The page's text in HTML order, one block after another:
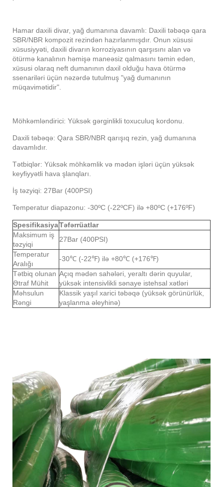
Hamar daxili divar, yağ dumanına davamlı: Daxili təbəqə qara
SBR/NBR kompozit rezindən hazırlanmışdır. Onun xüsusi
xüsusiyyəti, daxili divarın korroziyasının qarşısını alan və
ötürmə kanalının həmişə maneəsiz qalmasını təmin edən,
xüsusi olaraq neft dumanının daxil olduğu hava ötürmə
ssenariləri üçün nəzərdə tutulmuş "yağ dumanının
müqavimətidir".
Möhkəmləndirici: Yüksək gərginlikli toxuculuq kordonu.
Daxili təbəqə: Qara SBR/NBR qarışıq rezin, yağ dumanına
davamlıdır.
Tətbiqlər: Yüksək möhkəmlik və mədən işləri üçün yüksək
keyfiyyətli hava şlanqları.
İş təzyiqi: 27Bar (400PSI)
Temperatur diapazonu: -30ºC (-22ºCF) ilə +80ºC (+176ºF)
SpesifikasiyaTəfərrüatlar
Maksimum iş
təzyiqi
27Bar (400PSI)
Temperatur
Aralığı
-30℃ (-22℉) ilə +80℃ (+176℉)
Tətbiq olunan
Ətraf Mühit
Açıq mədən sahələri, yeraltı dərin quyular,
yüksək intensivlikli sənaye istehsal xətləri
Məhsulun
Rəngi
Klassik yaşıl xarici təbəqə (yüksək görünürlük,
yaşlanma əleyhinə)